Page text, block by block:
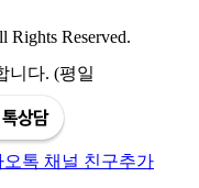
Reserved.
니다. (평일